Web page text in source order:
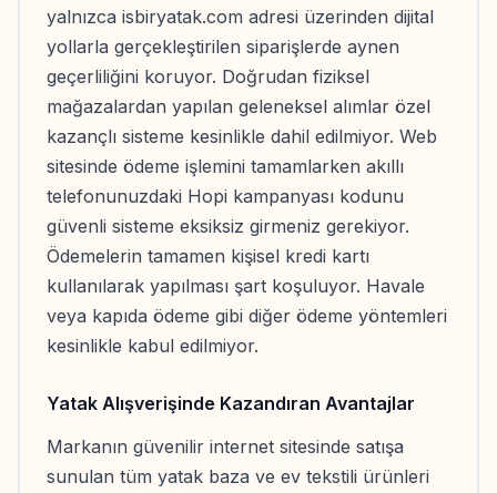
yalnızca isbiryatak.com adresi üzerinden dijital
yollarla gerçekleştirilen siparişlerde aynen
geçerliliğini koruyor. Doğrudan fiziksel
mağazalardan yapılan geleneksel alımlar özel
kazançlı sisteme kesinlikle dahil edilmiyor. Web
sitesinde ödeme işlemini tamamlarken akıllı
telefonunuzdaki Hopi kampanyası kodunu
güvenli sisteme eksiksiz girmeniz gerekiyor.
Ödemelerin tamamen kişisel kredi kartı
kullanılarak yapılması şart koşuluyor. Havale
veya kapıda ödeme gibi diğer ödeme yöntemleri
kesinlikle kabul edilmiyor.
Yatak Alışverişinde Kazandıran Avantajlar
Markanın güvenilir internet sitesinde satışa
sunulan tüm yatak baza ve ev tekstili ürünleri